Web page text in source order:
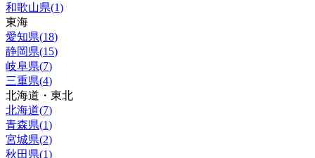
和歌山県(1)
東海
愛知県(18)
静岡県(15)
岐阜県(7)
三重県(4)
北海道・東北
北海道(7)
青森県(1)
宮城県(2)
秋田県(1)